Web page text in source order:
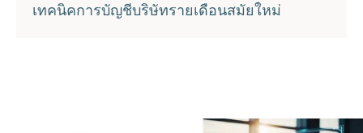
เทคนิคการบัญชีบริษัทรายเดือนสมัยใหม่